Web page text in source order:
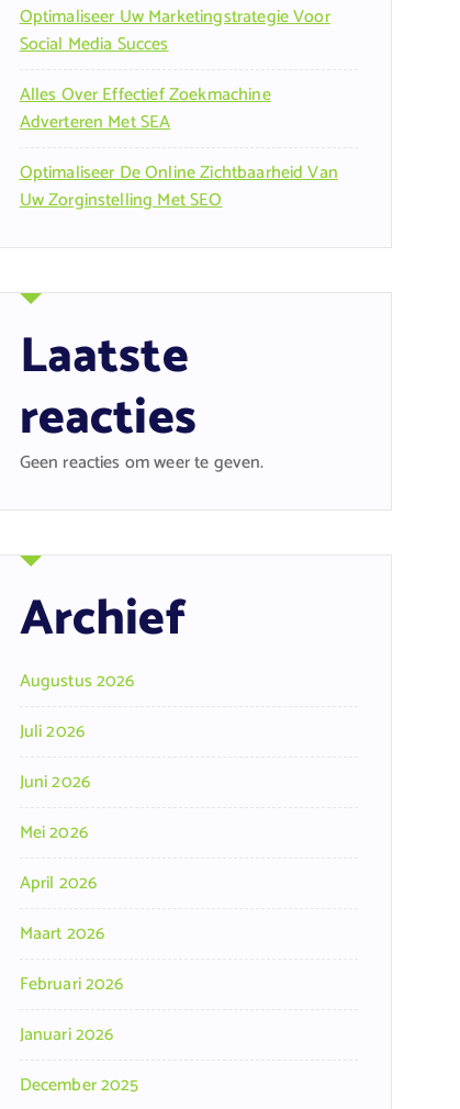
Optimaliseer Uw Marketingstrategie Voor
Social Media Succes
Alles Over Effectief Zoekmachine
Adverteren Met SEA
Optimaliseer De Online Zichtbaarheid Van
Uw Zorginstelling Met SEO
Laatste
reacties
Geen reacties om weer te geven.
Archief
Augustus 2026
Juli 2026
Juni 2026
Mei 2026
April 2026
Maart 2026
Februari 2026
Januari 2026
December 2025